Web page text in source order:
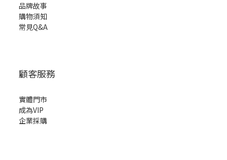
品牌故事
購物須知
常見Q&A
顧客服務
實體門市
成為VIP
企業採購